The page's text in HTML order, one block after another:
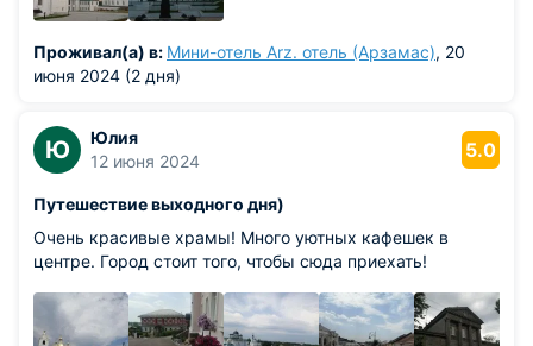
Проживал(а) в: Мини-отель Arz. отель (Арзамас), 20
июня 2024 (2 дня)
Ю
Юлия
12 июня 2024
5.0
Путешествие выходного дня)
Очень красивые храмы! Много уютных кафешек в
центре. Город стоит того, чтобы сюда приехать!